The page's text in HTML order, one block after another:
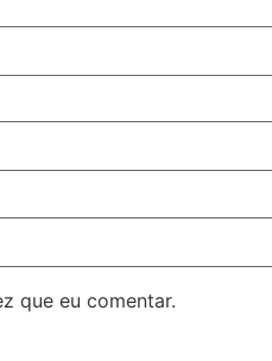
que eu comentar.